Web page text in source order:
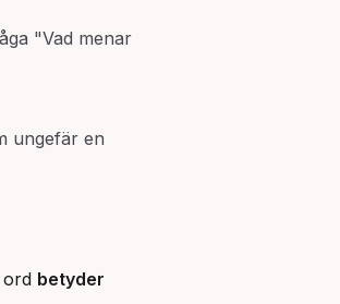
"Vad menar
ungefär en
ord betyder